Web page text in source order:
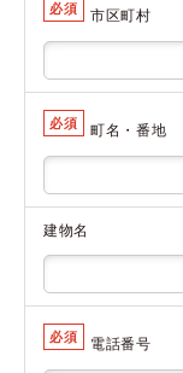
必須 市区町村
必須 町名・番地
建物名
必須 電話番号